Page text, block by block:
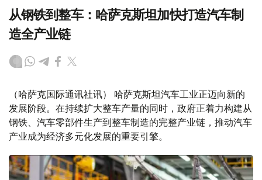
从钢铁到整车：哈萨克斯坦加快打造汽车制
造全产业链
（哈萨克国际通讯社讯） 哈萨克斯坦汽车工业正迈向新的
发展阶段。在持续扩大整车产量的同时，政府正着力构建从
钢铁、汽车零部件生产到整车制造的完整产业链，推动汽车
产业成为经济多元化发展的重要引擎。